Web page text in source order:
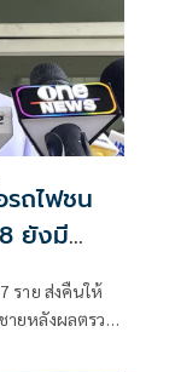
รถไฟชน
ยังมี
ราย ส่งคืนให้
ยหลังผลตรวจ